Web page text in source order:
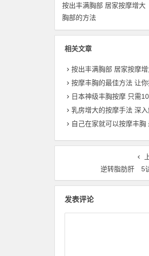
按出丰满胸部 居家按摩增大
胸部的方法
相关文章
按出丰满胸部 居家按摩
按摩丰胸的最佳方法 让
日本神级丰胸按摩 只需
乳房增大的按摩手法 深
自己在家就可以按摩丰胸
逆转脂肪肝 5
发表评论